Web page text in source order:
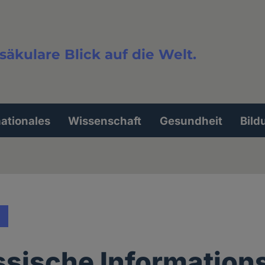
Blick auf die Welt.
Wissenschaft Gesundheit